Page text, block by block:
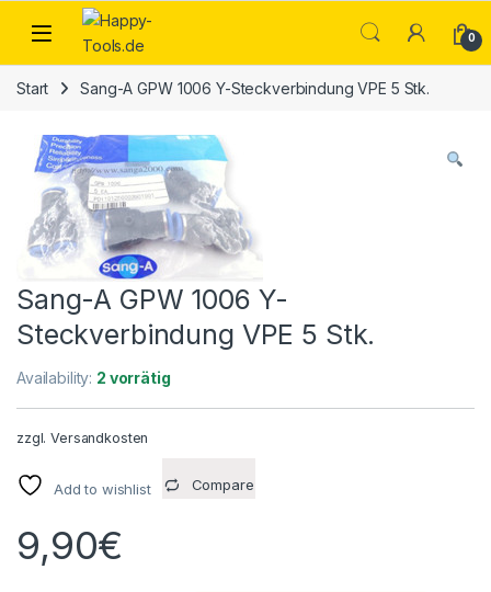
Skip to navigation
Skip to content
Open 0
Start Sang-A GPW 1006 Y-Steckverbindung VPE 5 Stk.
Sang-A GPW 1006 Y-
Steckverbindung VPE 5 Stk.
Availability: 2 vorrätig
zzgl.Versandkosten
Add to wishlist Compare
9,90€